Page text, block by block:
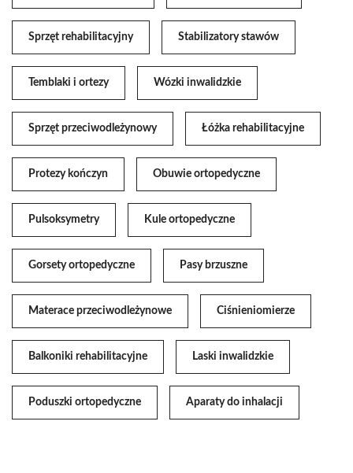
Sprzęt rehabilitacyjny Stabilizatory stawów
Temblaki i ortezy Wózki inwalidzkie
Sprzęt przeciwodleżynowy Łóżka rehabilitacyjne
Protezy kończyn Obuwie ortopedyczne
Pulsoksymetry Kule ortopedyczne
Gorsety ortopedyczne Pasy brzuszne
Materace przeciwodleżynowe Ciśnieniomierze
Balkoniki rehabilitacyjne Laski inwalidzkie
Poduszki ortopedyczne Aparaty do inhalacji